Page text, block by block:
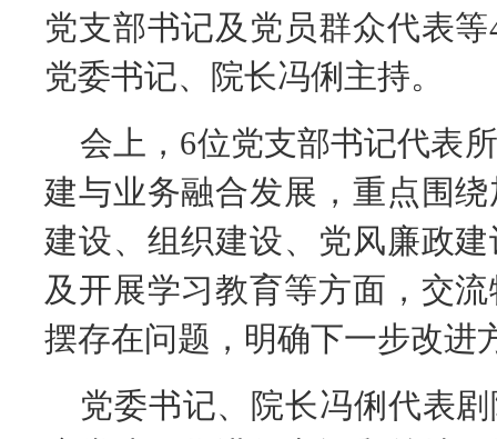
党支部书记及党员群众代表
党委书记、院长冯俐主持。
会上，6位党支部书记代表
建与业务融合发展，重点围
建设、组织建设、党风廉政
及开展学习教育等方面，交
摆存在问题，明确下一步改进
党委书记、院长冯俐代表